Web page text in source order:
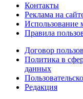
Контакты
Реклама на
Использование
Правила
Договор
Политика в
данных
Редакция